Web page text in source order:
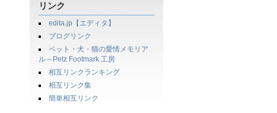
リンク
edita.jp【エディタ】
ブログリンク
ペット・犬・猫の愛情メモリア
ル～Petz Footmark 工房
相互リンクランキング
相互リンク集
簡単相互リンク